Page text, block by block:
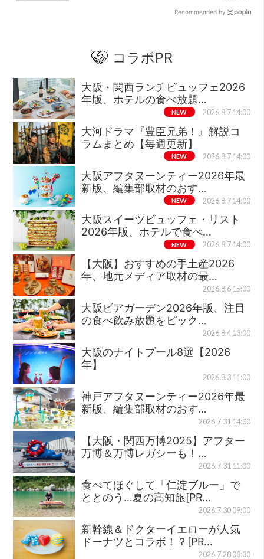
Recommended by
コラボPR
大阪・関西ランチビュッフェ2026
年版、ホテルの食べ放題…
NEW 2026.8.7 14:00
大河ドラマ『豊臣兄弟！』解説コ
ラムまとめ【毎週更新】
NEW 2026.8.7 14:00
大阪アフタヌーンティー2026年最
新版、編集部取材のおす…
NEW 2026.8.7 14:00
大阪スイーツビュッフェ・リスト
2026年版、ホテルで食べ…
NEW 2026.8.7 14:00
【大阪】おすすめの手土産2026
年、地元メディア取材の最…
2026.8.6 15:00
大阪ビアガーデン2026年版、注目
の食べ飲み放題をピック…
2026.8.4 13:00
大阪のナイトプール8選【2026
年】
2026.8.3 11:00
神戸アフタヌーンティー2026年最
新版、編集部取材のおす…
2026.7.31 14:00
【大阪・関西万博2025】アフター
万博＆万博レガシーも！…
2026.7.31 11:00
食べてほぐして「仁淀ブルー」で
ととのう…夏の高知旅[PR…
2026.7.30 09:00
新幹線＆ドクターイエローが人気
ドーナツとコラボ！？[PR…
2026.7.28 08:30